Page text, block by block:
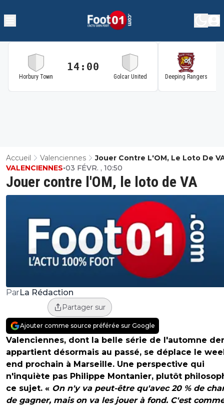
Horbury Town
14:00
Golcar United Deeping Rangers
Accueil Valenciennes Jouer Contre L'OM, Le Loto De
Jouer contre l'OM, le loto de VA
VALENCIENNES•03 FÉVR. , 10:50
ParLa Rédaction
Partager sur
Ajouter comme source préférée sur Google
Valenciennes, dont la belle série de l'automne
appartient désormais au passé, se déplace le
end prochain à Marseille. Une perspective qui
n'inquiète pas Philippe Montanier, plutôt
ce sujet. « On n'y va peut-être qu'avec 20 % de
de gagner, mais on va les jouer à fond. C'est